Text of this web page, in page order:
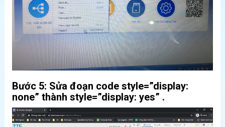
Bước 5: Sửa đoạn code style=”display:
none” thành style=”display: yes” .